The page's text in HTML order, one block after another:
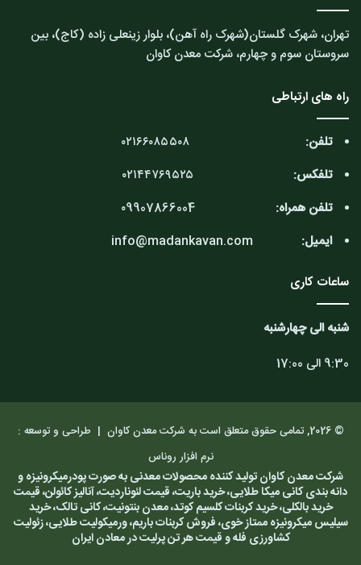
تهران، شهرک گلستان(شهرک راه آهن)، بلوار زینعلی زاده (کاج)، بین
سروستان سوم و چهارم، شرکت معدن کاوان
راه های ارتباطی
تلفن: ۰۲۱۶۶۰۸۵۵۰۸
تلفکس: ۰۲۱۴۴۷۶۹۵۲۵
تلفن همراه:
ایمیل: info@madankavan.com
ساعات کاری
شنبه الی چهارشنبه
9:30 الی 17:00
© 2026, تمامی حقوق متعلق است به شرکت معدن کاوان |
طراحی و توسعه :
نرم افزار روناس
شرکت معدن کاوان تولید کننده محصولات معدنی به صورت پودرمیکرونیزه و
دانه بندی کانی میکا طلایی، خرید باریت، قیمت لئوناردیت، آنالیز کائولن، قیمت
خرید بالکلی، خرید کربنات کلسیم کوتد، معدن بنتونیت، کانی تالک، خرید
سیلیس میکرونیزه ممتاز خوی، فروش کربنات باریم، ورمیکولیت طلایی، زئولیت
کشاورزی فله و قیمت هر تن پرلیت در معادن ایران